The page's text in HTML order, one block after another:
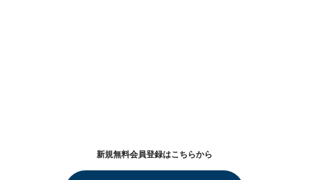
新規無料会員登録はこちらから